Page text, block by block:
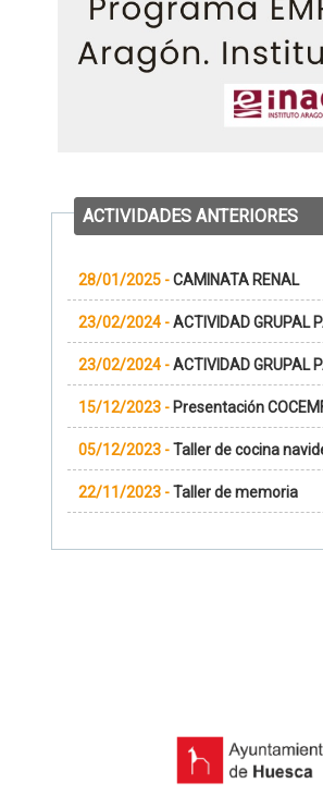
ACTIVIDADES ANTERIORES
28/01/2025 -CAMINATA RENAL
23/02/2024 -ACTIVIDAD GRUPAL
23/02/2024 -ACTIVIDAD GRUPAL
15/12/2023 - Presentación
05/12/2023 -Taller de cocina
22/11/2023 -Taller de memoria